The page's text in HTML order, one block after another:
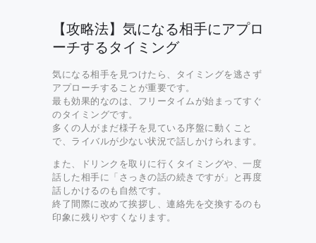
【攻略法】気になる相手にアプロ
ーチするタイミング
気になる相手を見つけたら、タイミングを逃さず
アプローチすることが重要です。
最も効果的なのは、フリータイムが始まってすぐ
のタイミングです。
多くの人がまだ様子を見ている序盤に動くこと
で、ライバルが少ない状況で話しかけられます。
また、ドリンクを取りに行くタイミングや、一度
話した相手に「さっきの話の続きですが」と再度
話しかけるのも自然です。
終了間際に改めて挨拶し、連絡先を交換するのも
印象に残りやすくなります。